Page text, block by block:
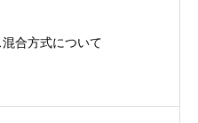
合方式について